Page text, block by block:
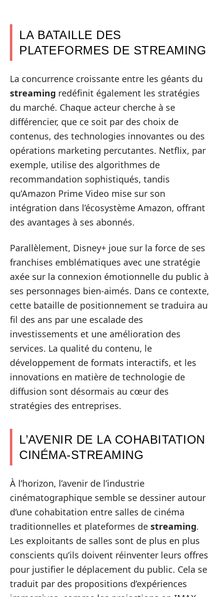
LA BATAILLE DES
PLATEFORMES DE STREAMING
La concurrence croissante entre les géants du
streaming redéfinit également les stratégies
du marché. Chaque acteur cherche à se
différencier, que ce soit par des choix de
contenus, des technologies innovantes ou des
opérations marketing percutantes. Netflix, par
exemple, utilise des algorithmes de
recommandation sophistiqués, tandis
qu’Amazon Prime Video mise sur son
intégration dans l’écosystème Amazon, offrant
des avantages à ses abonnés.
Parallèlement, Disney+ joue sur la force de ses
franchises emblématiques avec une stratégie
axée sur la connexion émotionnelle du public à
ses personnages bien-aimés. Dans ce contexte,
cette bataille de positionnement se traduira au
fil des ans par une escalade des
investissements et une amélioration des
services. La qualité du contenu, le
développement de formats interactifs, et les
innovations en matière de technologie de
diffusion sont désormais au cœur des
stratégies des entreprises.
L’AVENIR DE LA COHABITATION
CINÉMA-STREAMING
À l’horizon, l’avenir de l’industrie
cinématographique semble se dessiner autour
d’une cohabitation entre salles de cinéma
traditionnelles et plateformes de streaming.
Les exploitants de salles sont de plus en plus
conscients qu’ils doivent réinventer leurs offres
pour justifier le déplacement du public. Cela se
traduit par des propositions d’expériences